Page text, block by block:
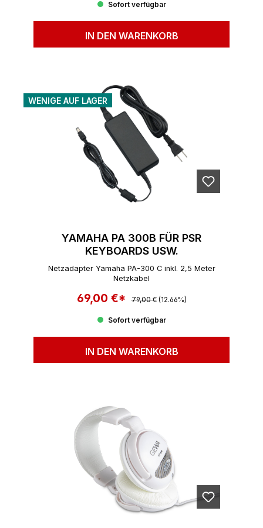
Sofort verfügbar
IN DEN WARENKORB
WENIGE AUF LAGER
YAMAHA PA 300B FÜR PSR
KEYBOARDS USW.
Netzadapter Yamaha PA-300 C inkl. 2,5 Meter
Netzkabel
Verkaufspreis:
69,00 €* Regulärer Preis:
79,00 € (12.66%)
Sofort verfügbar
IN DEN WARENKORB